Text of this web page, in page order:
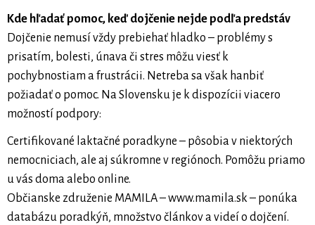
Kde hľadať pomoc, keď dojčenie nejde podľa predstáv
Dojčenie nemusí vždy prebiehať hladko – problémy s
prisatím, bolesti, únava či stres môžu viesť k
pochybnostiam a frustrácii. Netreba sa však hanbiť
požiadať o pomoc. Na Slovensku je k dispozícii viacero
možností podpory:
Certifikované laktačné poradkyne – pôsobia v niektorých
nemocniciach, ale aj súkromne v regiónoch. Pomôžu priamo
u vás doma alebo online.
Občianske združenie MAMILA – www.mamila.sk – ponúka
databázu poradkýň, množstvo článkov a videí o dojčení.